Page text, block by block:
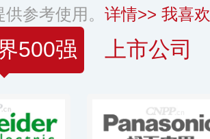
参考使用。 详情>> 我喜
500强 上市公司